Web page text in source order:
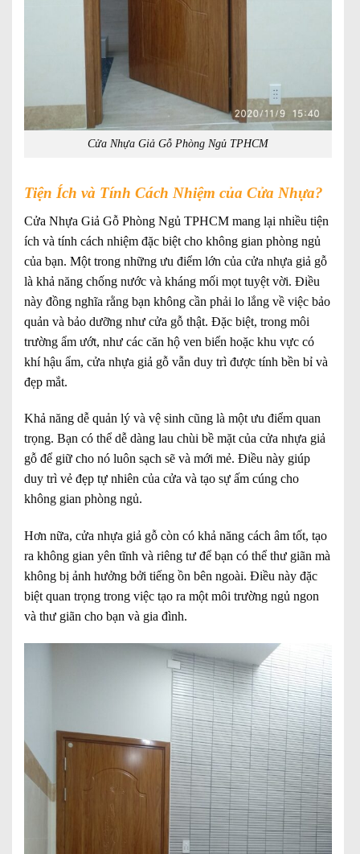
Cửa Nhựa Giả Gỗ Phòng Ngủ TPHCM
Tiện Ích và Tính Cách Nhiệm của Cửa Nhựa?
Cửa Nhựa Giả Gỗ Phòng Ngủ TPHCM mang lại nhiều tiện
ích và tính cách nhiệm đặc biệt cho không gian phòng ngủ
của bạn. Một trong những ưu điểm lớn của cửa nhựa giả gỗ
là khả năng chống nước và kháng mối mọt tuyệt vời. Điều
này đồng nghĩa rằng bạn không cần phải lo lắng về việc bảo
quản và bảo dưỡng như cửa gỗ thật. Đặc biệt, trong môi
trường ẩm ướt, như các căn hộ ven biển hoặc khu vực có
khí hậu ẩm, cửa nhựa giả gỗ vẫn duy trì được tính bền bỉ và
đẹp mắt.
Khả năng dễ quản lý và vệ sinh cũng là một ưu điểm quan
trọng. Bạn có thể dễ dàng lau chùi bề mặt của cửa nhựa giả
gỗ để giữ cho nó luôn sạch sẽ và mới mẻ. Điều này giúp
duy trì vẻ đẹp tự nhiên của cửa và tạo sự ấm cúng cho
không gian phòng ngủ.
Hơn nữa, cửa nhựa giả gỗ còn có khả năng cách âm tốt, tạo
ra không gian yên tĩnh và riêng tư để bạn có thể thư giãn mà
không bị ảnh hưởng bởi tiếng ồn bên ngoài. Điều này đặc
biệt quan trọng trong việc tạo ra một môi trường ngủ ngon
và thư giãn cho bạn và gia đình.